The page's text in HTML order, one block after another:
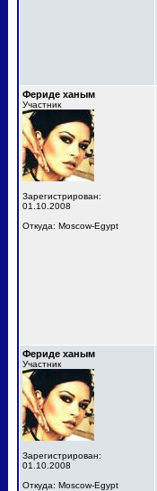
Фериде ханым
Участник
Зарегистрирован:
01.10.2008
Откуда: Moscow-Egypt
Фериде ханым
Участник
Зарегистрирован:
01.10.2008
Откуда: Moscow-Egypt